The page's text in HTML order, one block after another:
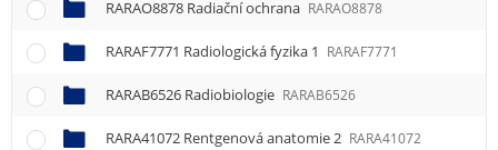
RARAO8878 Radiační ochrana RARAO8878
RARAF7771 Radiologická fyzika 1 RARAF7771
RARAB6526 Radiobiologie RARAB6526
RARA41072 Rentgenová anatomie 2 RARA41072